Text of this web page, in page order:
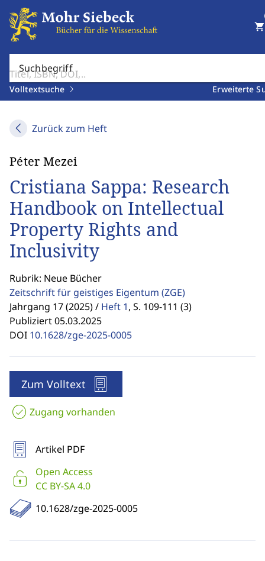
Suchbegriff
Volltextsuche Erweiterte
shopping_cart
Zurück zum Heft
Péter Mezei
Cristiana Sappa: Research
Handbook on Intellectual
Property Rights and
Inclusivity
Rubrik: Neue Bücher
Zeitschrift für geistiges Eigentum (ZGE)
Jahrgang 17 (2025) / Heft 1, S. 109-111 (3)
Publiziert 05.03.2025
DOI 10.1628/zge-2025-0005
Zum Volltext
Zugang vorhanden
Artikel PDF
Open Access
CC BY-SA 4.0
10.1628/zge-2025-0005